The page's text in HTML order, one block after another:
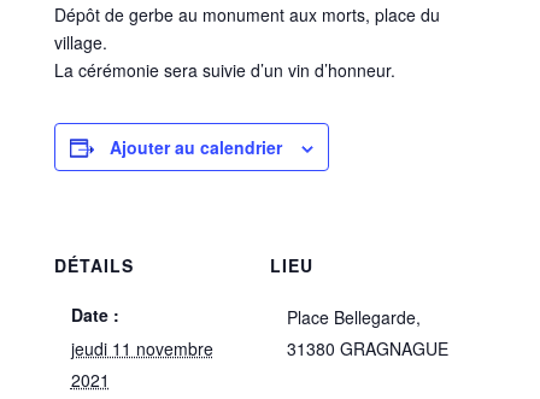
Dépôt de gerbe au monument aux morts, place du
village.
La cérémonie sera suivie d’un vin d’honneur.
Ajouter au calendrier
DÉTAILS
Date :
jeudi 11 novembre
2021
LIEU
Place Bellegarde,
31380 GRAGNAGUE